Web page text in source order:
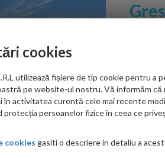
PRP:
cookies
utilizează fișiere de tip cookie pentru a
pe website-ul nostru. Vă informăm
în activitatea curentă cele mai recente
protecția persoanelor fizice în ceea ce
cookies gasiti o descriere in detaliu a